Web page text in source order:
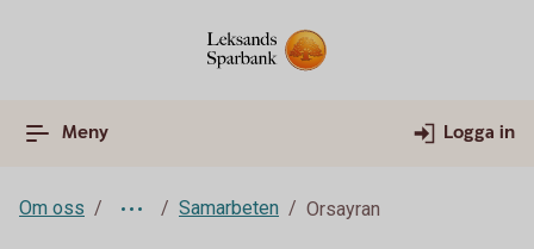
Meny Logga in
Om oss Samarbeten Orsayran